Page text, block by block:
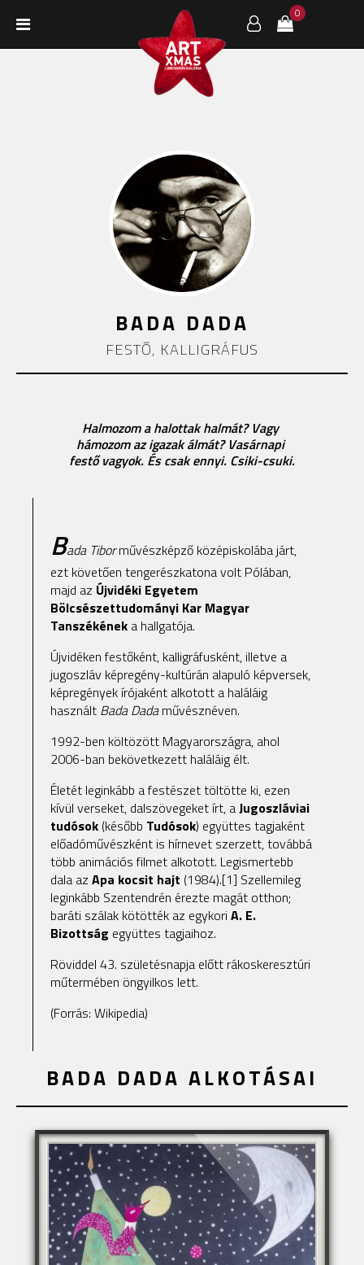
0
BADA DADA
FESTŐ, KALLIGRÁFUS
Halmozomahalottakhalmát? Vagy
hámozomazigazakálmát? Vasárnapi
festővagyok. Éscsakennyi. Csiki-csuki.
Bada Tiborművészképző középiskolába járt,
ezt követően tengerészkatona volt Pólában,
majd az Újvidéki Egyetem
Bölcsészettudományi Kar Magyar
Tanszékéneka hallgatója.
Újvidéken festőként, kalligráfusként, illetve a
jugoszláv képregény-kultúrán alapuló képversek,
képregények írójaként alkotott a haláláig
használt Bada Dadaművésznéven.
1992-ben költözött Magyarországra, ahol
2006-ban bekövetkezett haláláig élt.
Életét leginkább a festészet töltötte ki, ezen
kívül verseket, dalszövegeket írt, aJugoszláviai
tudósok(később Tudósok) együttes tagjaként
előadóművészként is hírnevet szerzett, továbbá
több animációs filmet alkotott. Legismertebb
dala az Apa kocsit hajt (1984).[1] Szellemileg
leginkább Szentendrén érezte magát otthon;
baráti szálak kötötték az egykori A. E.
Bizottság együttes tagjaihoz.
Röviddel 43. születésnapja előtt rákoskeresztúri
műtermében öngyilkos lett.
(Forrás: Wikipedia)
BADA DADA ALKOTÁSAI